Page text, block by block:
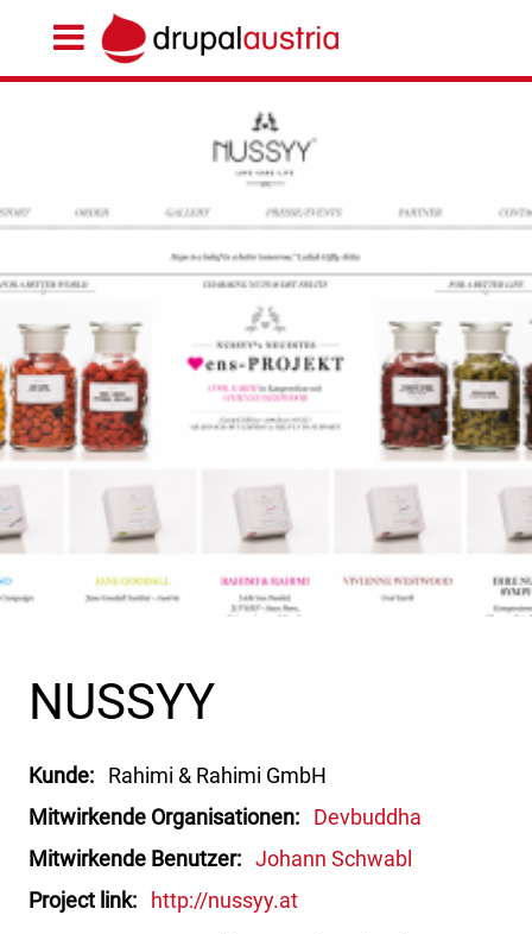
NUSSYY
Kunde
Rahimi & Rahimi GmbH
Mitwirkende Organisationen
Devbuddha
Mitwirkende Benutzer
Johann Schwabl
Project link
http://nussyy.at